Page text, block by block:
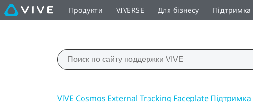
Продукти VIVERSE Для бізнесу Підтримка
VIVE Cosmos External Tracking Faceplate Підтримка